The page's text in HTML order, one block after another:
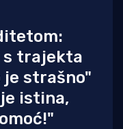
s trajekta
je strašno"
istina,